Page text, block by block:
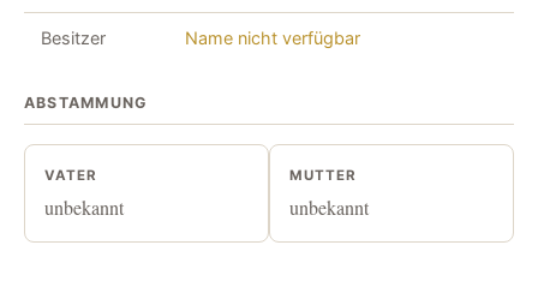
Besitzer Name nicht verfügbar
ABSTAMMUNG
VATER
unbekannt
MUTTER
unbekannt